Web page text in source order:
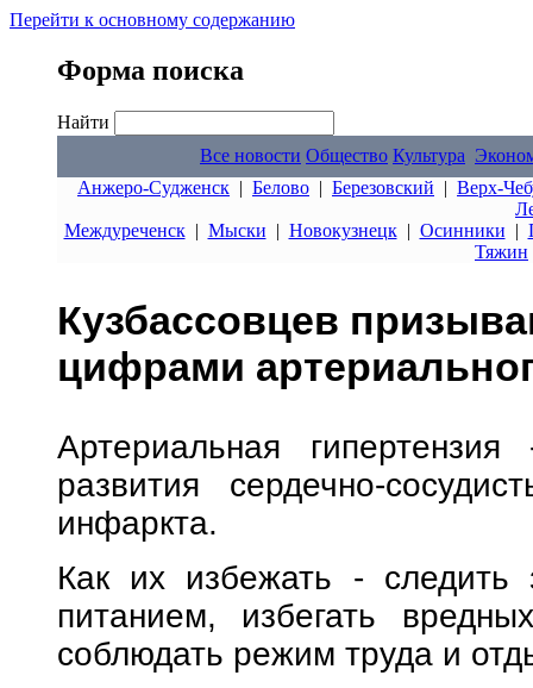
Перейти к основному содержанию
Форма поиска
Найти
Все новости Общество Культура
Анжеро-Судженск | Белово | Березовский | Верх-
Междуреченск| Мыски | Новокузнецк| Осинники |
Тяжин
Кузбассовцев
цифрами
Артериальная
развития сердечно-
инфаркта.
Как их избежать -
питанием, избегать
соблюдать режим труда и